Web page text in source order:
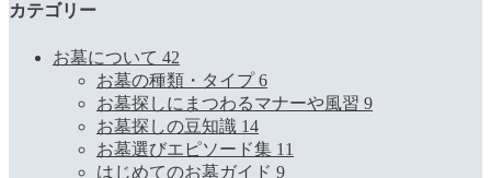
カテゴリー
お墓について 42
お墓の種類・タイプ6
お墓探しにまつわるマナーや風習 9
お墓探しの豆知識 14
お墓選びエピソード集 11
はじめてのお墓ガイド 9